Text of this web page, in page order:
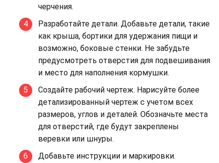
черчения.
Разработайте детали. Добавьте детали, такие
как крыша, бортики для удержания пищи и
возможно, боковые стенки. Не забудьте
предусмотреть отверстия для подвешивания
и место для наполнения кормушки.
Создайте рабочий чертеж. Нарисуйте более
детализированный чертеж с учетом всех
размеров, углов и деталей. Обозначьте места
для отверстий, где будут закреплены
веревки или шнуры.
Добавьте инструкции и маркировки.